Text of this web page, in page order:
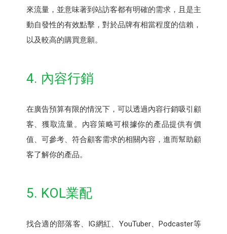
來流量，並意味著到站訪客都有明確的需求，且是主
動自發性的有效點擊，對於品牌有相當程度的信賴，
以及較高的購買意願。
4. 內容行銷
在廣告預算有限的情況下，可以透過內容行銷吸引顧
客、獲取流量。內容策略可根據你的產品提供有價
值、可參考、符合顧客需求的相關內容，進而幫助顧
客了解你的產品。
5. KOL業配
找合適的部落客、IG網紅、YouTuber、Podcaster等